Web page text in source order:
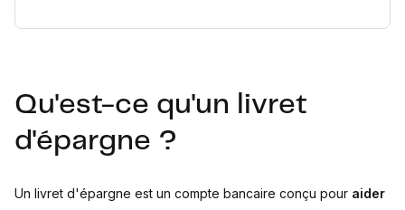
Qu'est-ce qu'un livret
d'épargne ?
Un livret d'épargne est un compte bancaire conçu pour aider